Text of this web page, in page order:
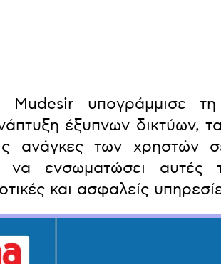
υπογράμμισε τη
έξυπνων δικτύων,
ανάγκες των χρηστών
να ενσωματώσει αυτές
και ασφαλείς